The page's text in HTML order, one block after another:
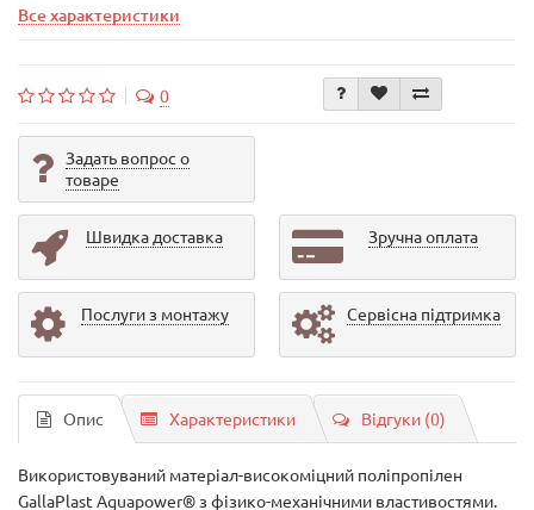
Все характеристики
0
Задать вопрос о
товаре
Швидка доставка Зручна оплата
Послуги з монтажу Сервісна підтримка
Опис Характеристики Відгуки (0)
Використовуваний матеріал-високоміцний поліпропілен
GallaPlast Aquapower® з фізико-механічними властивостями.